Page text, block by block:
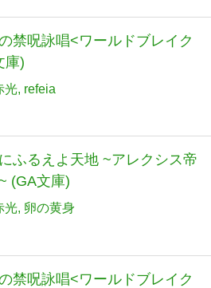
禁呪詠唱<ワールドブレイク
庫)
光 refeia
ふるえよ天地 ~アレクシス帝
(GA文庫)
光 卵の黄身
禁呪詠唱<ワールドブレイク